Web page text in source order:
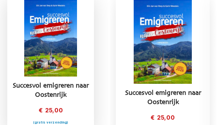
Succesvol emigreren naar
Oostenrijk
€ 25,00
(gratis verzending)
Succesvol emigreren naar
Succesvol emigreren naar
Oostenrijk
€ 25,00